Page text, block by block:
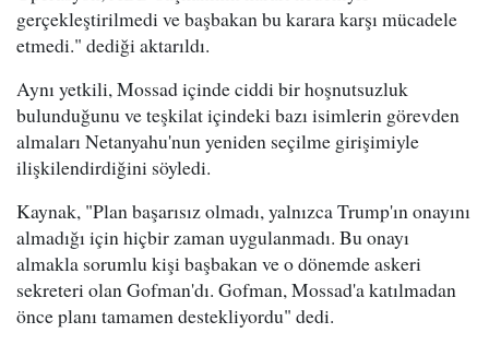
gerçekleştirilmedi ve başbakan bu karara karşı mücadele
etmedi." dediği aktarıldı.
Aynı yetkili, Mossad içinde ciddi bir hoşnutsuzluk
bulunduğunu ve teşkilat içindeki bazı isimlerin görevden
almaları Netanyahu'nun yeniden seçilme girişimiyle
ilişkilendirdiğini söyledi.
Kaynak, "Plan başarısız olmadı, yalnızca Trump'ın onayını
almadığı için hiçbir zaman uygulanmadı. Bu onayı
almakla sorumlu kişi başbakan ve o dönemde askeri
sekreteri olan Gofman'dı. Gofman, Mossad'a katılmadan
önce planı tamamen destekliyordu" dedi.